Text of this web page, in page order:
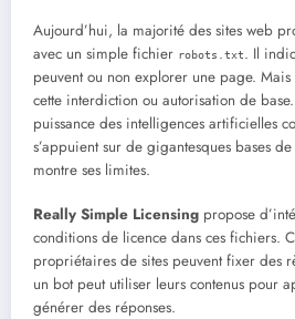
Aujourd’hui, la majorité des sites web
avec un simple fichier robots.txt. Il
peuvent ou non explorer une page.
cette interdiction ou autorisation de
puissance des intelligences artificielles
s’appuient sur de gigantesques bases
montre ses limites.
Really Simple Licensing propose
conditions de licence dans ces fichiers.
propriétaires de sites peuvent fixer des
un bot peut utiliser leurs contenus pour
générer des réponses.